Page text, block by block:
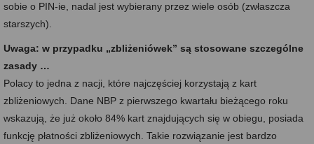
sobie o PIN-ie, nadal jest wybierany przez wiele osób (zwłaszcza
starszych).
Uwaga: w przypadku „zbliżeniówek” są stosowane szczególne
zasady …
Polacy to jedna z nacji, które najczęściej korzystają z kart
zbliżeniowych. Dane NBP z pierwszego kwartału bieżącego roku
wskazują, że już około 84% kart znajdujących się w obiegu, posiada
funkcję płatności zbliżeniowych. Takie rozwiązanie jest bardzo